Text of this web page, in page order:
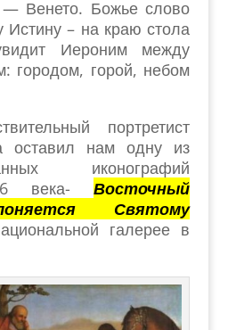
Венето. Божье слово
Истину – на краю стола
Иероним между
городом, горой, небом
портретист
оставил нам одну из
иконографий
16 века-Восточный
Святому
галерее в